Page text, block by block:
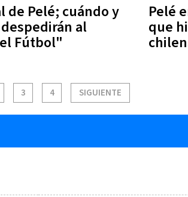
de Pelé; cuándo y
al
Fútbol"
Pelé
que
3 4 SIGUIENTE